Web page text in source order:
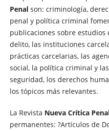
Penalson: criminología,
penal y política criminal
publicaciones sobre
delito, las instituciones
prácticas carcelarias, las
social, la política criminal y
seguridad, los derechos
los tópicos más relevantes.
La Revista Nueva Crítica
permanentes: ?Artículos de